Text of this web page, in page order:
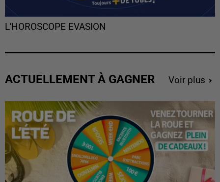
L'HOROSCOPE EVASION
ACTUELLEMENT À GAGNER Voir plus